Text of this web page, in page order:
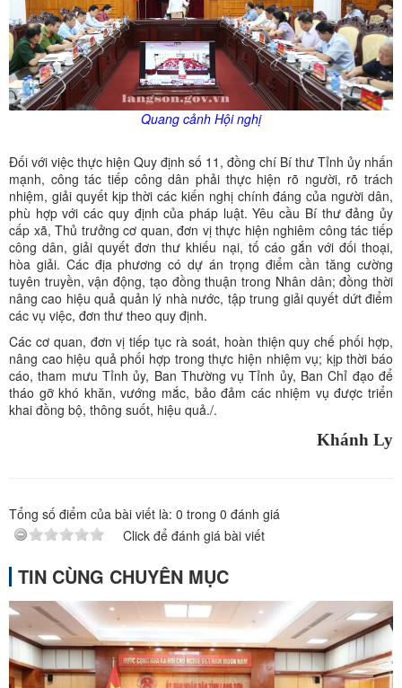
Quang cảnh Hội nghị
Đối với việc thực hiện Quy định số 11, đồng chí Bí thư Tỉnh ủy nhấn
mạnh, công tác tiếp công dân phải thực hiện rõ người, rõ trách
nhiệm, giải quyết kịp thời các kiến nghị chính đáng của người dân,
phù hợp với các quy định của pháp luật. Yêu cầu Bí thư đảng ủy
cấp xã, Thủ trưởng cơ quan, đơn vị thực hiện nghiêm công tác tiếp
công dân, giải quyết đơn thư khiếu nại, tố cáo gắn với đối thoại,
hòa giải. Các địa phương có dự án trọng điểm cần tăng cường
tuyên truyền, vận động, tạo đồng thuận trong Nhân dân; đồng thời
nâng cao hiệu quả quản lý nhà nước, tập trung giải quyết dứt điểm
các vụ việc, đơn thư theo quy định.
Các cơ quan, đơn vị tiếp tục rà soát, hoàn thiện quy chế phối hợp,
nâng cao hiệu quả phối hợp trong thực hiện nhiệm vụ; kịp thời báo
cáo, tham mưu Tỉnh ủy, Ban Thường vụ Tỉnh ủy, Ban Chỉ đạo để
tháo gỡ khó khăn, vướng mắc, bảo đảm các nhiệm vụ được triển
khai đồng bộ, thông suốt, hiệu quả./.
Khánh Ly
Tổng số điểm của bài viết là: 0 trong 0 đánh giá
Click để đánh giá bài viết
TIN CÙNG CHUYÊN MỤC